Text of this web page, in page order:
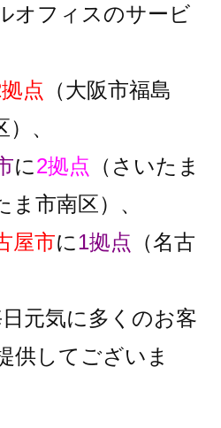
オフィスのサービ
点 （大阪市福島
、
に2拠点 （さいたま
市南区）、
屋市に1拠点 （名古
元気に多くのお客
供してございま